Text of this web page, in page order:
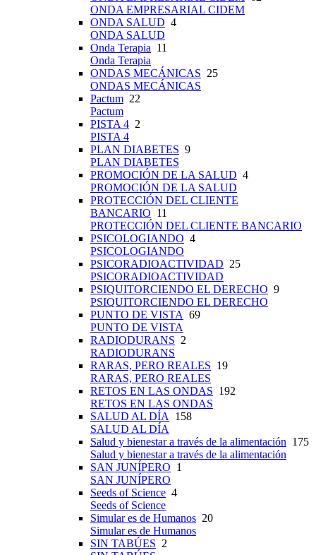
ONDA EMPRESARIAL CIDEM
ONDA SALUD 4
ONDA SALUD
Onda Terapia 11
Onda Terapia
ONDAS MECÁNICAS 25
ONDAS MECÁNICAS
Pactum 22
Pactum
PISTA 4 2
PISTA 4
PLAN DIABETES 9
PLAN DIABETES
PROMOCIÓN DE LA SALUD 4
PROMOCIÓN DE LA SALUD
PROTECCIÓN DEL CLIENTE
BANCARIO 11
PROTECCIÓN DEL CLIENTE BANCARIO
PSICOLOGIANDO 4
PSICOLOGIANDO
PSICORADIOACTIVIDAD 25
PSICORADIOACTIVIDAD
PSIQUITORCIENDO EL DERECHO 9
PSIQUITORCIENDO EL DERECHO
PUNTO DE VISTA 69
PUNTO DE VISTA
RADIODURANS 2
RADIODURANS
RARAS, PERO REALES 19
RARAS, PERO REALES
RETOS EN LAS ONDAS 192
RETOS EN LAS ONDAS
SALUD AL DÍA
158
SALUD AL DÍA
Salud y bienestar a través de la alimentación 175
Salud y bienestar a través de la alimentación
SAN JUNÍPERO 1
SAN JUNÍPERO
Seeds of Science 4
Seeds of Science
Simular es de Humanos 20
Simular es de Humanos
SIN TABÚES 2